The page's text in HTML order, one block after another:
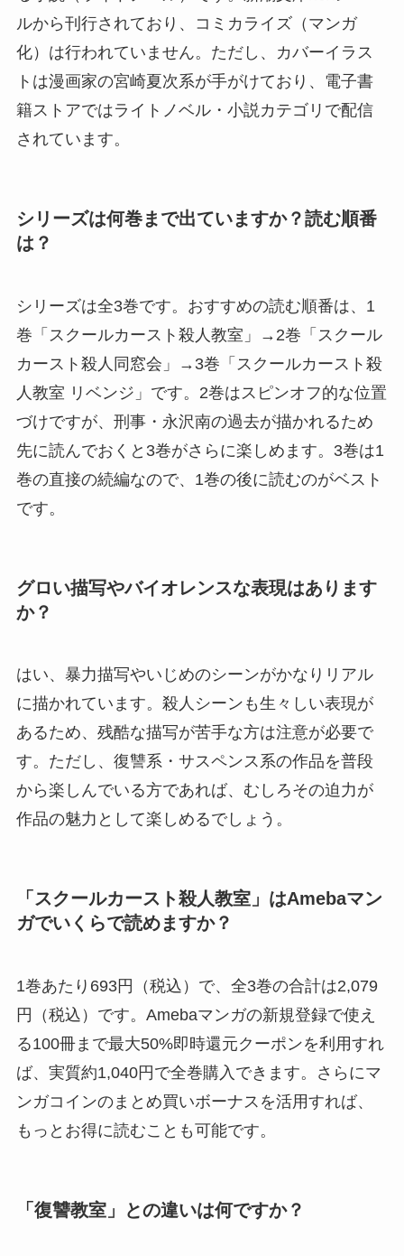
ルから刊行されており、コミカライズ（マンガ
化）は行われていません。ただし、カバーイラス
トは漫画家の宮崎夏次系が手がけており、電子書
籍ストアではライトノベル・小説カテゴリで配信
されています。
シリーズは何巻まで出ていますか？読む順番
は？
シリーズは全3巻です。おすすめの読む順番は、1
巻「スクールカースト殺人教室」→2巻「スクール
カースト殺人同窓会」→3巻「スクールカースト殺
人教室 リベンジ」です。2巻はスピンオフ的な位置
づけですが、刑事・永沢南の過去が描かれるため
先に読んでおくと3巻がさらに楽しめます。3巻は1
巻の直接の続編なので、1巻の後に読むのがベスト
です。
グロい描写やバイオレンスな表現はあります
か？
はい、暴力描写やいじめのシーンがかなりリアル
に描かれています。殺人シーンも生々しい表現が
あるため、残酷な描写が苦手な方は注意が必要で
す。ただし、復讐系・サスペンス系の作品を普段
から楽しんでいる方であれば、むしろその迫力が
作品の魅力として楽しめるでしょう。
「スクールカースト殺人教室」はAmebaマン
ガでいくらで読めますか？
1巻あたり693円（税込）で、全3巻の合計は2,079
円（税込）です。Amebaマンガの新規登録で使え
る100冊まで最大50%即時還元クーポンを利用すれ
ば、実質約1,040円で全巻購入できます。さらにマ
ンガコインのまとめ買いボーナスを活用すれば、
もっとお得に読むことも可能です。
「復讐教室」との違いは何ですか？